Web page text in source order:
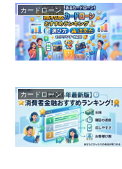
カードローン
カードローン